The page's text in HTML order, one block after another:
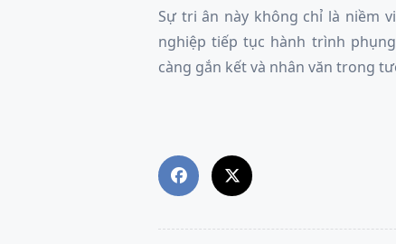
Sự tri ân này không chỉ là niềm
nghiệp tiếp tục hành trình
càng gắn kết và nhân văn trong